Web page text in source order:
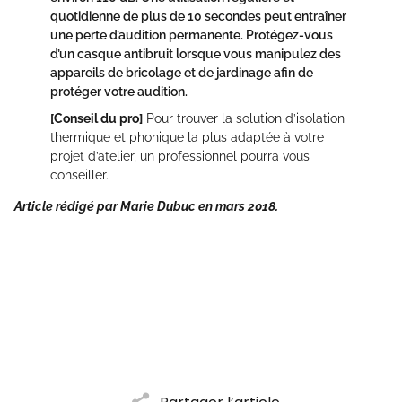
quotidienne de plus de 10 secondes peut entraîner
une perte d’audition permanente. Protégez-vous
d’un casque antibruit lorsque vous manipulez des
appareils de bricolage et de jardinage afin de
protéger votre audition.
[Conseil du pro] Pour trouver la solution d’isolation
thermique et phonique la plus adaptée à votre
projet d’atelier, un professionnel pourra vous
conseiller.
Article rédigé par Marie Dubuc en mars 2018.